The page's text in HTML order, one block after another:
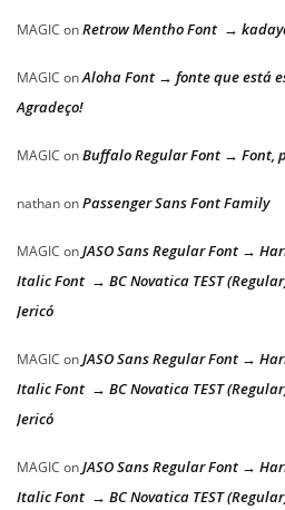
MAGIC onRetrow Mentho Font →
MAGIC onAloha Font → fonte que está
Agradeço!
MAGIC onBuffalo Regular Font → Font,
nathanonPassenger Sans Font Family
MAGIC onJASO Sans Regular Font →
Italic Font → BC Novatica TEST
Jericó
MAGIC onJASO Sans Regular Font →
Italic Font → BC Novatica TEST
Jericó
MAGIC onJASO Sans Regular Font →
Italic Font → BC Novatica TEST